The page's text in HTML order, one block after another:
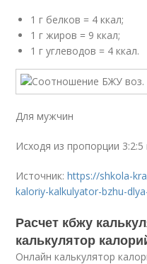
1 г белков = 4 ккал;
1 г жиров = 9 ккал;
1 г углеводов = 4 ккал.
Для мужчин
Исходя из пропорции
Источник:https://shkola-
kaloriy-kalkulyator-bzhu-
Расчет кбжу
калькулятор
Онлайн калькулятор